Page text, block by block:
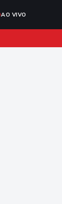
AO VIVO